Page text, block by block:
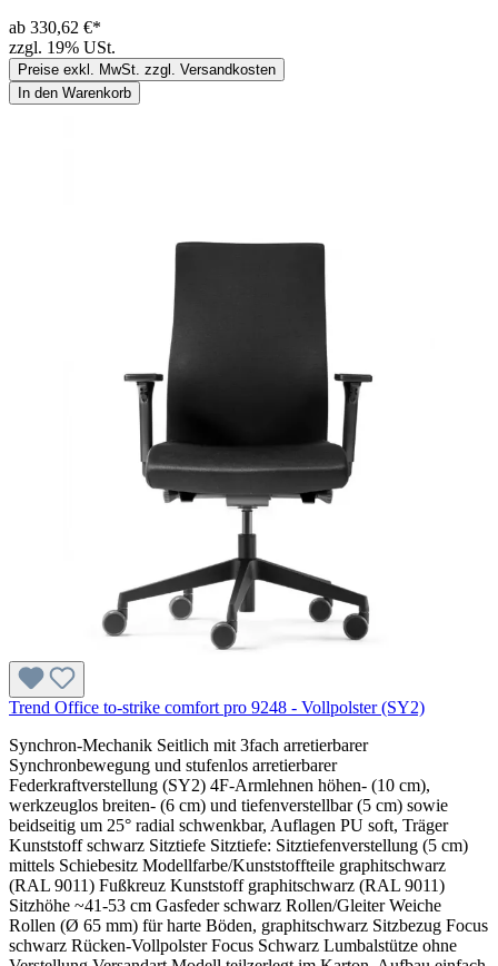
ab 330,62 €*
zzgl. 19% USt.
Preise exkl. MwSt. zzgl. Versandkosten
In den Warenkorb
Trend Office to-strike comfort pro 9248 - Vollpolster (SY2)
Synchron-Mechanik Seitlich mit 3fach arretierbarer
Synchronbewegung und stufenlos arretierbarer
Federkraftverstellung (SY2) 4F-Armlehnen höhen- (10 cm),
werkzeuglos breiten- (6 cm) und tiefenverstellbar (5 cm) sowie
beidseitig um 25° radial schwenkbar, Auflagen PU soft, Träger
Kunststoff schwarz Sitztiefe Sitztiefe: Sitztiefenverstellung (5 cm)
mittels Schiebesitz Modellfarbe/Kunststoffteile graphitschwarz
(RAL 9011) Fußkreuz Kunststoff graphitschwarz (RAL 9011)
Sitzhöhe ~41-53 cm Gasfeder schwarz Rollen/Gleiter Weiche
Rollen (Ø 65 mm) für harte Böden, graphitschwarz Sitzbezug Focus
schwarz Rücken-Vollpolster Focus Schwarz Lumbalstütze ohne